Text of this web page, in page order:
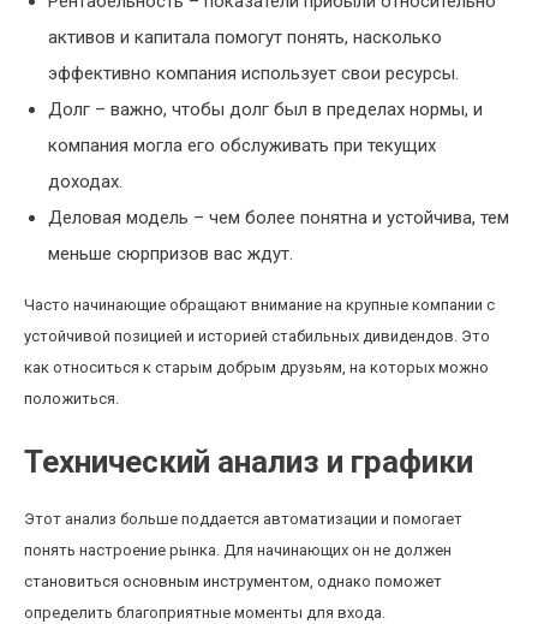
активов и капитала помогут понять, насколько
эффективно компания использует свои ресурсы.
Долг – важно, чтобы долг был в пределах нормы, и
компания могла его обслуживать при текущих
доходах.
Деловая модель – чем более понятна и устойчива, тем
меньше сюрпризов вас ждут.
Часто начинающие обращают внимание на крупные компании с
устойчивой позицией и историей стабильных дивидендов. Это
как относиться к старым добрым друзьям, на которых можно
положиться.
Технический анализ и графики
Этот анализ больше поддается автоматизации и помогает
понять настроение рынка. Для начинающих он не должен
становиться основным инструментом, однако поможет
определить благоприятные моменты для входа.